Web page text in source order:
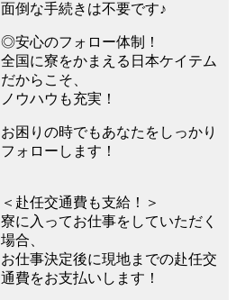
面倒な手続きは不要です♪
◎安心のフォロー体制！
全国に寮をかまえる日本ケイテム
だからこそ、
ノウハウも充実！
お困りの時でもあなたをしっかり
フォローします！
＜赴任交通費も支給！＞
寮に入ってお仕事をしていただく
場合、
お仕事決定後に現地までの赴任交
通費をお支払いします！